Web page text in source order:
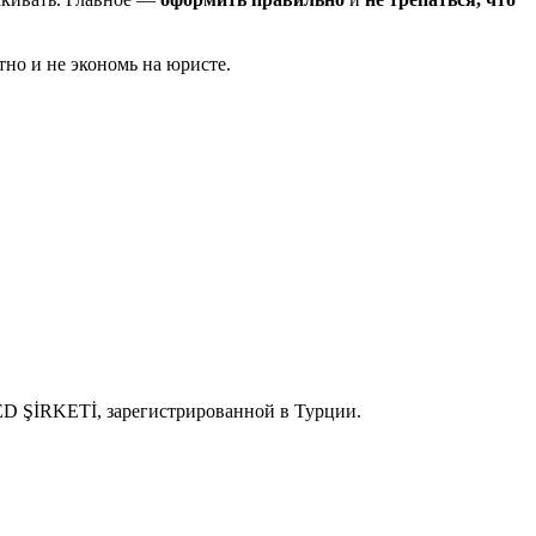
и не экономь на юристе.
зарегистрированной в Турции.